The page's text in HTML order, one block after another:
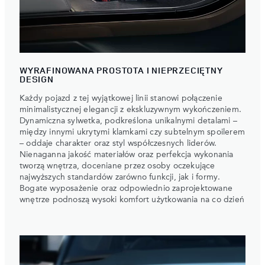
WYRAFINOWANA PROSTOTA I NIEPRZECIĘTNY
DESIGN
Każdy pojazd z tej wyjątkowej linii stanowi połączenie
minimalistycznej elegancji z ekskluzywnym wykończeniem.
Dynamiczna sylwetka, podkreślona unikalnymi detalami –
między innymi ukrytymi klamkami czy subtelnym spoilerem
– oddaje charakter oraz styl współczesnych liderów.
Nienaganna jakość materiałów oraz perfekcja wykonania
tworzą wnętrza, doceniane przez osoby oczekujące
najwyższych standardów zarówno funkcji, jak i formy.
Bogate wyposażenie oraz odpowiednio zaprojektowane
wnętrze podnoszą wysoki komfort użytkowania na co dzień